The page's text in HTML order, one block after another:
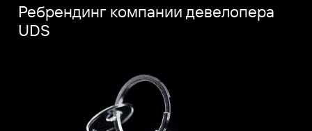
Ребрендинг компании девелопера
UDS